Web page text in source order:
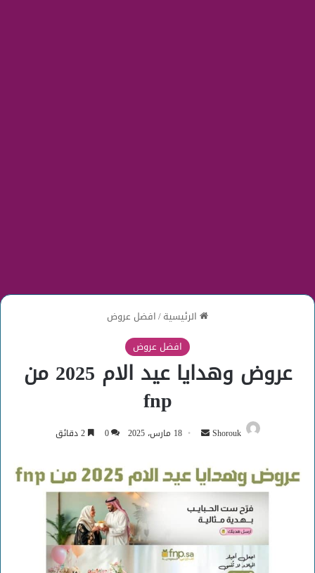
الرئيسية/افضل عروض
افضل عروض
عروض وهدايا عيد الام 2025 من
fnp
Shorouk
أرسل
إلكترونيا
18 مارس، 2025 0 2 دقائق